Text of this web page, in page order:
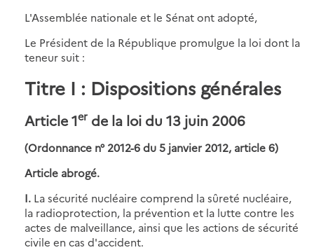
L'Assemblée nationale et le Sénat ont adopté,
Le Président de la République promulgue la loi dont la
teneur suit :
Titre I : Dispositions générales
Article 1er de la loi du 13 juin 2006
(Ordonnance n° 2012-6 du 5 janvier 2012, article 6)
Article abrogé.
I. La sécurité nucléaire comprend la sûreté nucléaire,
la radioprotection, la prévention et la lutte contre les
actes de malveillance, ainsi que les actions de sécurité
civile en cas d'accident.